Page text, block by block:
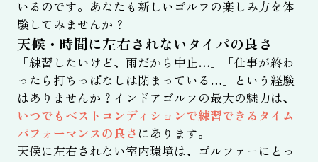
いるのです。あなたも新しいゴルフの楽しみ方を体
験してみませんか？
天候・時間に左右されないタイパの良さ
「練習したいけど、雨だから中止…」「仕事が終わ
ったら打ちっぱなしは閉まっている…」という経験
はありませんか？インドアゴルフの最大の魅力は、
いつでもベストコンディションで練習できるタイム
パフォーマンスの良さ にあります。
天候に左右されない室内環境は、ゴルファーにとっ